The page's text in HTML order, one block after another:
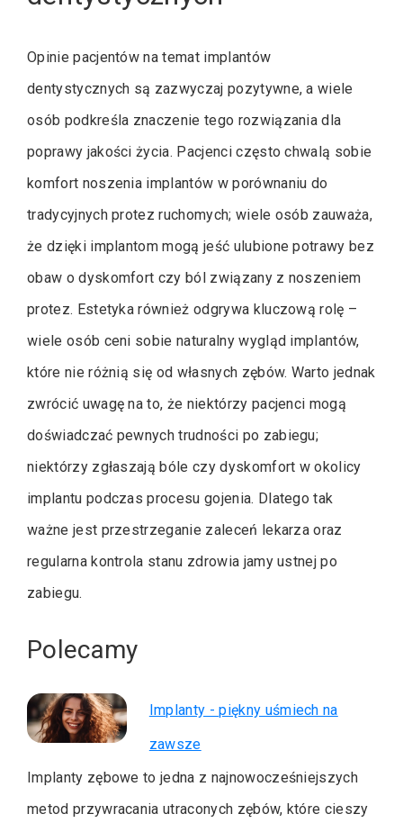
Opinie pacjentów na temat implantów
dentystycznych są zazwyczaj pozytywne, a wiele
osób podkreśla znaczenie tego rozwiązania dla
poprawy jakości życia. Pacjenci często chwalą sobie
komfort noszenia implantów w porównaniu do
tradycyjnych protez ruchomych; wiele osób zauważa,
że dzięki implantom mogą jeść ulubione potrawy bez
obaw o dyskomfort czy ból związany z noszeniem
protez. Estetyka również odgrywa kluczową rolę –
wiele osób ceni sobie naturalny wygląd implantów,
które nie różnią się od własnych zębów. Warto jednak
zwrócić uwagę na to, że niektórzy pacjenci mogą
doświadczać pewnych trudności po zabiegu;
niektórzy zgłaszają bóle czy dyskomfort w okolicy
implantu podczas procesu gojenia. Dlatego tak
ważne jest przestrzeganie zaleceń lekarza oraz
regularna kontrola stanu zdrowia jamy ustnej po
zabiegu.
Polecamy
Implanty - piękny uśmiech na
zawsze
Implanty zębowe to jedna z najnowocześniejszych
metod przywracania utraconych zębów, które cieszy